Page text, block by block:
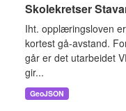
Skolekretser
Iht. opplæringsloven
kortest gå-avstand.
går er det utarbeidet
gir...
GeoJSON